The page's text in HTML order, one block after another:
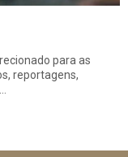
para as
reportagens,